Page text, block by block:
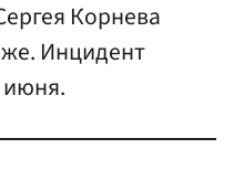
Корнева
Инцидент